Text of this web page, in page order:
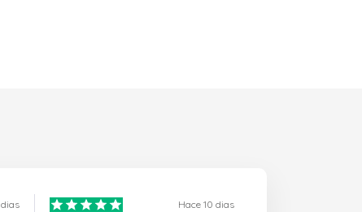
Hace 10 dias